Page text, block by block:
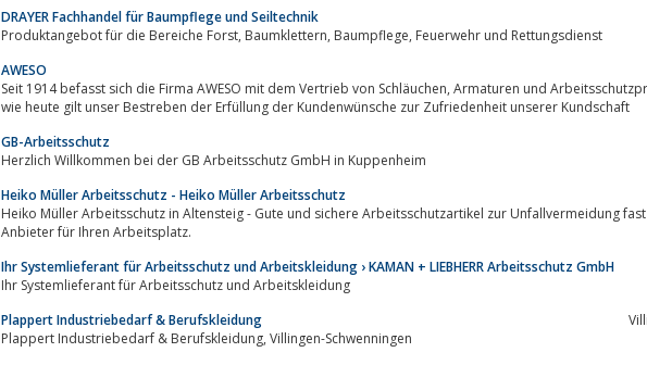
DRAYER Fachhandel für Baumpflege und Seiltechnik
Produktangebot für die Bereiche Forst, Baumklettern, Baumpflege, Feuerwehr und Rettungsdienst
AWESO
Seit 1914 befasst sich die Firma AWESO mit dem Vertrieb von Schläuchen, Armaturen und Arbeitsschutzprodukten.Damals
wie heute gilt unser Bestreben der Erfüllung der Kundenwünsche zur Zufriedenheit unserer Kundschaft
GB-Arbeitsschutz
Herzlich Willkommen bei der GB Arbeitsschutz GmbH in Kuppenheim
Heiko Müller Arbeitsschutz - Heiko Müller Arbeitsschutz
Heiko Müller Arbeitsschutz in Altensteig - Gute und sichere Arbeitsschutzartikel zur Unfallvermeidung
Anbieter für Ihren Arbeitsplatz.
Ihr Systemlieferant für Arbeitsschutz und Arbeitskleidung › KAMAN + LIEBHERR Arbeitsschutz GmbH
Ihr Systemlieferant für Arbeitsschutz und Arbeitskleidung
Plappert Industriebedarf & Berufskleidung
Plappert Industriebedarf & Berufskleidung, Villingen-Schwenningen